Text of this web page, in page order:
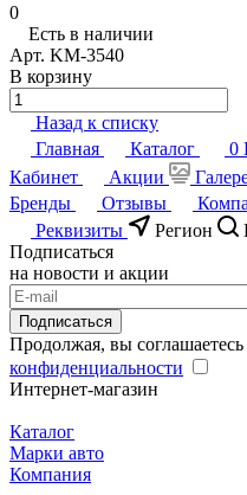
0
Есть в наличии
Арт. KM-3540
В корзину
Назад к списку
Главная
Каталог 0
Кабинет
Акции
Бренды
Отзывы
Реквизиты
Регион
Подписаться
на новости и акции
Подписаться
Продолжая, вы соглашаетесь
конфиденциальности
Интернет-магазин
Каталог
Марки авто
Компания